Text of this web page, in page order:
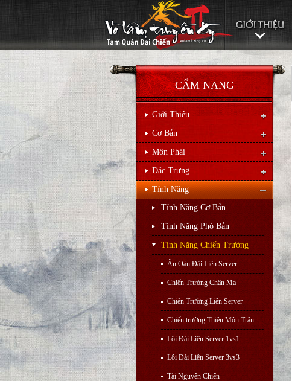
CẨM NANG
Giới Thiệu
Cơ Bản
Môn Phái
Đặc Trưng
Tính Năng
Tính Năng Cơ Bản
Tính Năng Phó Bản
Tính Năng Chiến Trường
Ân Oán Đài Liên Server
Chiến Trường Chân Ma
Chiến Trường Liên Server
Chiến trường Thiên Môn Trận
Lôi Đài Liên Server 1vs1
Lôi Đài Liên Server 3vs3
Tài Nguyên Chiến